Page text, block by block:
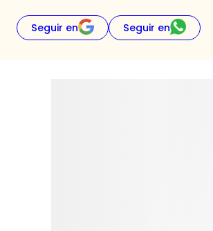
Seguir en Seguir en